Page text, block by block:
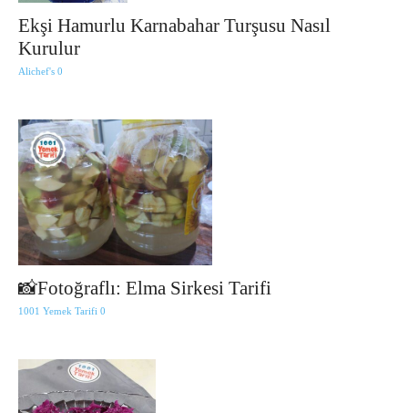
Ekşi Hamurlu Karnabahar Turşusu Nasıl
Kurulur
Alichef's 0
📸Fotoğraflı: Elma Sirkesi Tarifi
1001 Yemek Tarifi 0